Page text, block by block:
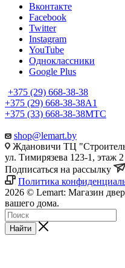
Вконтакте
Facebook
Twitter
Instagram
YouTube
Одноклассники
Google Plus
+375 (29) 668-38-38
+375 (29) 668-38-38A1
+375 (33) 668-38-38МТС
shop@lemart.by
Ждановичи ТЦ
ул. Тимирязева 123-1, этаж 2
Подписаться на рассылку
Политика
2026 © Lemart: Магазин
вашего дома.
Найти